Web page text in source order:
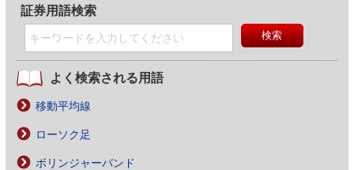
証券用語検索
よく検索される用語
移動平均線
ローソク足
ボリンジャーバンド